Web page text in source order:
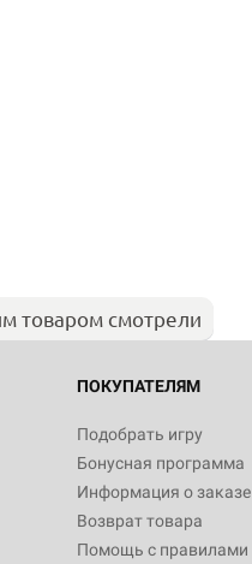
товаром смотрели
ПОКУПАТЕЛЯМ
Подобрать игру
Бонусная программа
Информация о заказе
Возврат товара
Помощь с правилами